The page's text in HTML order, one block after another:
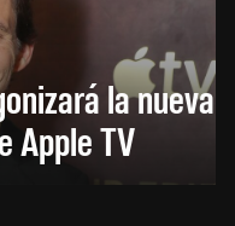
la nueva
Apple TV